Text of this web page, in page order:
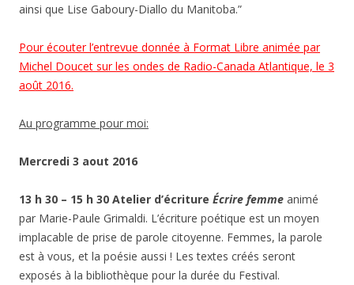
ainsi que Lise Gaboury-Diallo du Manitoba.”
Pour écouter l’entrevue donnée à Format Libre animée par
Michel Doucet sur les ondes de Radio-Canada Atlantique, le 3
août 2016.
Au programme pour moi:
Mercredi 3 aout 2016
13 h 30 – 15 h 30 Atelier d’écriture Écrire femme animé
par Marie-Paule Grimaldi. L’écriture poétique est un moyen
implacable de prise de parole citoyenne. Femmes, la parole
est à vous, et la poésie aussi ! Les textes créés seront
exposés à la bibliothèque pour la durée du Festival.